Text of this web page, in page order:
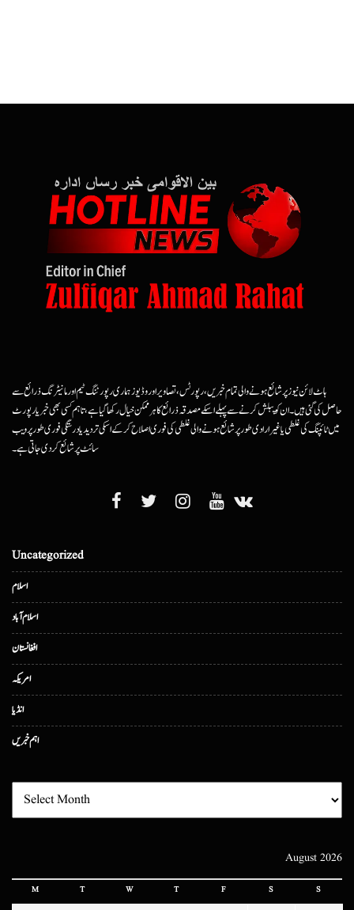
ہاٹ لائن نیوز پر شائع ہونے والی تمام خبریں، رپورٹس، تصاویر اور وڈیوز ہماری رپورٹنگ ٹیم اور مانیٹرنگ ذرائع سے
حاصل کی گئی ہیں۔ ان کو پبلش کرنے سے پہلے اسکے مصدقہ ذرائع کا ہرممکن خیال رکھا گیا ہے، تاہم کسی بھی خبر یا رپورٹ
میں ٹائپنگ کی غلطی یا غیرارادی طور پر شائع ہونے والی غلطی کی فوری اصلاح کرکے اسکی تردید یا درستگی فوری طور پر ویب
سائٹ پر شائع کردی جاتی ہے۔
Uncategorized
اسلام
اسلام آباد
افغانستان
امریکہ
انڈیا
اہم خبریں
August 2026
M T W T F S S